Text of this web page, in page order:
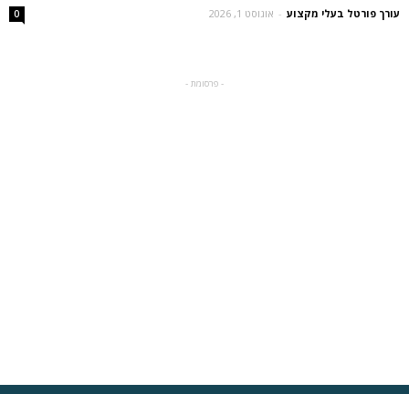
עורך פורטל בעלי מקצוע - אוגוסט 1, 2026 0
- פרסומת -